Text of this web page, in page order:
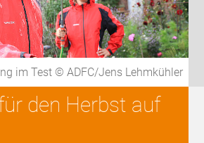
im Test © ADFC/Jens Lehmkühler
den Herbst auf